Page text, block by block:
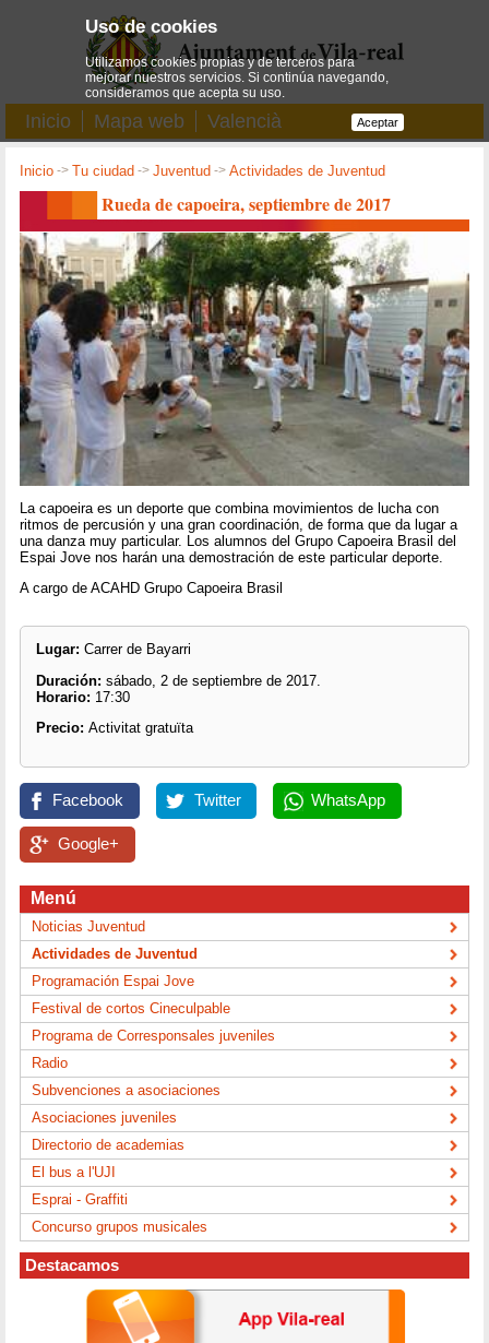
Inicio Mapa web Valencià
Inicio ->Tu ciudad ->Juventud ->Actividades de Juventud
Rueda de capoeira, septiembre de 2017
La capoeira es un deporte que combina movimientos de lucha con
ritmos de percusión y una gran coordinación, de forma que da lugar a
una danza muy particular. Los alumnos del Grupo Capoeira Brasil del
Espai Jove nos harán una demostración de este particular deporte.
A cargo de ACAHD Grupo Capoeira Brasil
Lugar: Carrer de Bayarri
Duración: sábado, 2 de septiembre de 2017.
Horario: 17:30
Precio: Activitat gratuïta
Facebook Twitter WhatsApp
Google+
Menú
Noticias Juventud
Actividades de Juventud
Programación Espai Jove
Festival de cortos Cineculpable
Programa de Corresponsales juveniles
Radio
Subvenciones a asociaciones
Asociaciones juveniles
Directorio de academias
El bus a l'UJI
Esprai - Graffiti
Concurso grupos musicales
Destacamos
Uso de cookies
Utilizamos cookies propias y de terceros para
mejorar nuestros servicios. Si continúa navegando,
consideramos que acepta su uso.
Aceptar